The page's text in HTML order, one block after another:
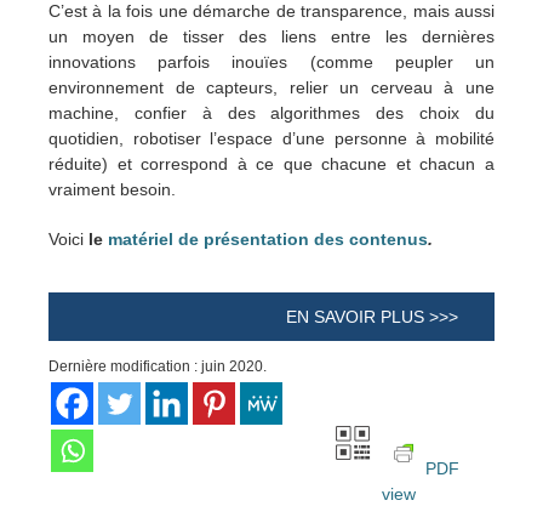
C’est à la fois une démarche de transparence, mais aussi
un moyen de tisser des liens entre les dernières
innovations parfois inouïes (comme peupler un
environnement de capteurs, relier un cerveau à une
machine, confier à des algorithmes des choix du
quotidien, robotiser l’espace d’une personne à mobilité
réduite) et correspond à ce que chacune et chacun a
vraiment besoin.
Voici le matériel de présentation des contenus.
EN SAVOIR PLUS >>>
Dernière modification : juin 2020.
PDF
view